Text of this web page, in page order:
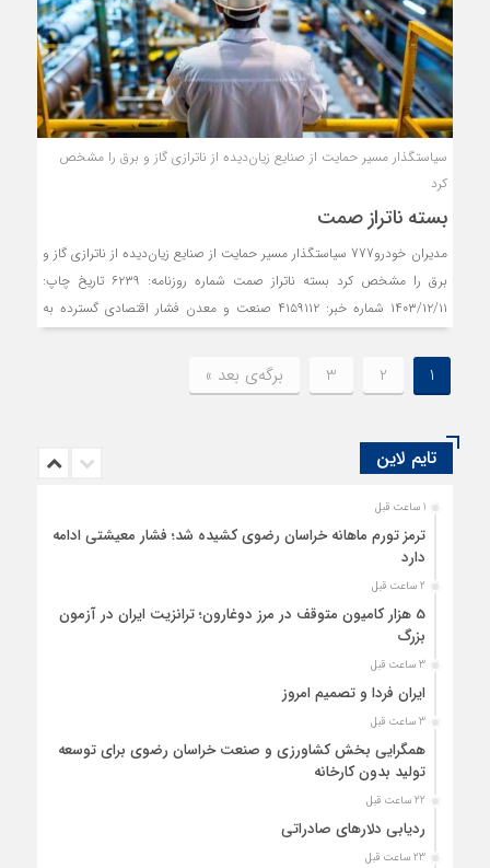
کرده است. با توجه به آنکه ریسک‌های سیاسی در بلندمدت به ریسک
اقتصادی تبدیل می‌شوند، به نظر می‌رسد با توجه به وضعیت فعلی، بهبود رشد
در گرو ثبات سیاسی باشد.
سیاستگذار مسیر حمایت از صنایع زیان‏‏‌دیده از ناترازی گاز و برق را مشخص
کرد
بسته ناتراز صمت
مدیران خودرو777 سیاستگذار مسیر حمایت از صنایع زیان‏‏‌دیده از ناترازی گاز و
برق را مشخص کرد بسته ناتراز صمت شماره روزنامه: ۶۲۳۹ تاریخ چاپ:
۱۴۰۳/۱۲/۱۱ شماره خبر: ۴۱۵۹۱۱۲ صنعت و معدن فشار اقتصادی گسترده به
را به طراحی یک بسته نجات برای بخش صنعت ترغیب کرده است؛ بسته‌ای
که ظاهرا روز چهارشنبه در جلسه هیات‌وزیران و به پیشنهاد وزیر صمت به
سید محمد اتابک، وزیر صمت، در مصاحبه‏‏‌ای اظهار کرد: «این طرح به محض
ابلاغ، اجرایی خواهد شد.» زیان‏‏‌های ناشی از قطعی برق و گاز عمدتا از کانال
که خود را در نرخ رشد نیم‌درصدی بخش صنعت و معدن در پاییز ۱۴۰۳ نشان
دادند. حالا قرار است این افت چشم‌گیر با بسته حمایتی صمت رفع شود.
1
2
3 برگه‌ی بعد »
تایم لاین
1 ساعت قبل
ترمز تورم ماهانه خراسان رضوی کشیده شد؛ فشار معیشتی ادامه
دارد
2 ساعت قبل
5 هزار کامیون متوقف در مرز دوغارون؛ ترانزیت ایران در آزمون
بزرگ
3 ساعت قبل
ایران فردا و تصمیم امروز
3 ساعت قبل
همگرایی بخش کشاورزی و صنعت خراسان رضوی برای توسعه
تولید بدون کارخانه
22 ساعت قبل
ردیابی دلارهای صادراتی
23 ساعت قبل